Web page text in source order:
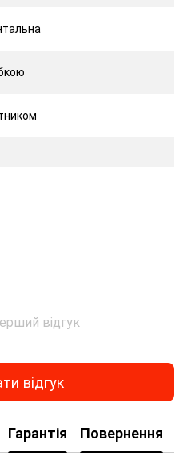
відгук
відгук
Гарантія Повернення